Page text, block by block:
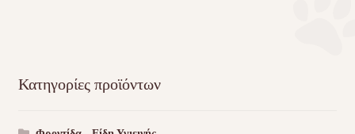
Κατηγορίες προϊόντων